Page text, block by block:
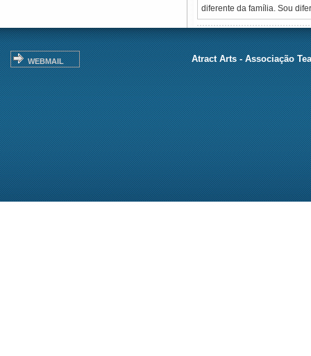
diferente da família. Sou
WEBMAIL Atract Arts - Associação